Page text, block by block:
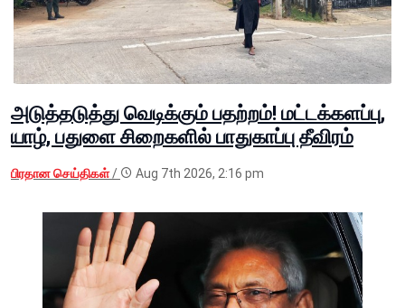
அடுத்தடுத்து வெடிக்கும் பதற்றம்! மட்டக்களப்பு,
யாழ், பதுளை சிறைகளில் பாதுகாப்பு தீவிரம்
பிரதான செய்திகள்/ Aug 7th 2026, 2:16 pm